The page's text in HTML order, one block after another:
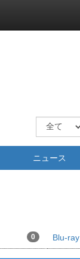
ニュース
0 Blu-ray